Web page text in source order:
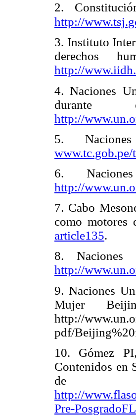
2.
http://
3. Instituto
derechos
http://
4. Naciones
http://
5.
www.tc.gob.pe/
6.
http://
7. Cabo
como
article135.
8. Naciones
http://
9. Naciones
Mujer
http://
pdf/
10. Gómez
Contenidos en
de
http://
Pre-